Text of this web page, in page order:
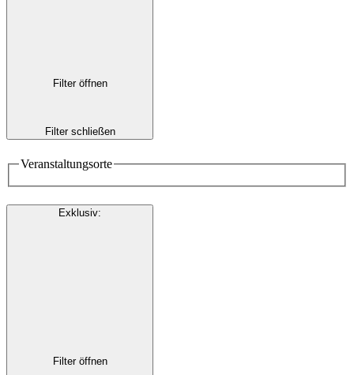
Filter öffnen
Filter schließen
Veranstaltungsorte
Exklusiv:
Filter öffnen